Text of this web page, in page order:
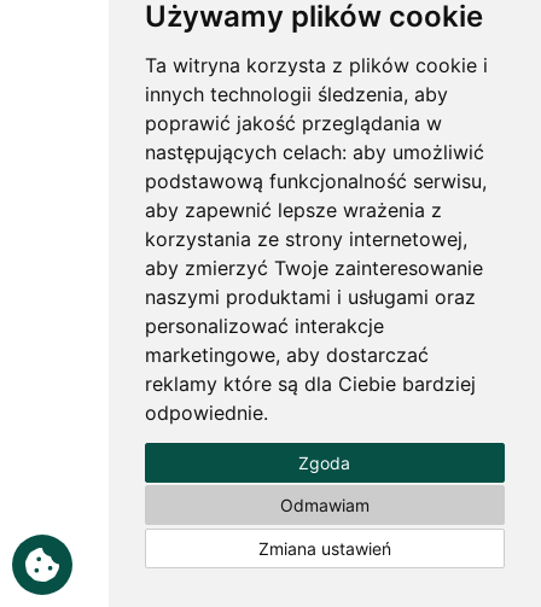
Używamy plików cookie
Ta witryna korzysta z plików cookie i
innych technologii śledzenia, aby
poprawić jakość przeglądania w
następujących celach: aby umożliwić
podstawową funkcjonalność serwisu,
aby zapewnić lepsze wrażenia z
korzystania ze strony internetowej,
aby zmierzyć Twoje zainteresowanie
naszymi produktami i usługami oraz
personalizować interakcje
marketingowe, aby dostarczać
reklamy które są dla Ciebie bardziej
odpowiednie.
Zgoda
Odmawiam
Zmiana ustawień